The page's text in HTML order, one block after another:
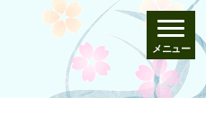
メニュー